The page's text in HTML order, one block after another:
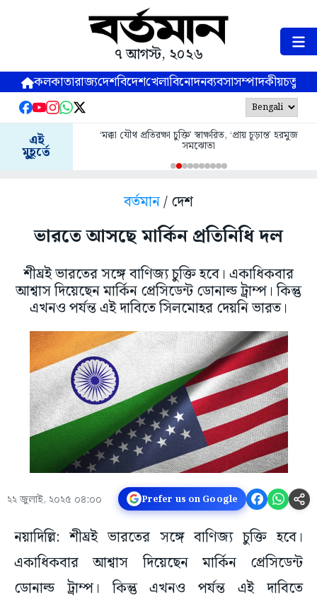
৭ আগস্ট, ২০২৬
কলকাতারাজ্যদেশবিদেশখেলাবিনোদনব্যবসাসম্পাদকীয়
এই
মুহূর্তে
‘মক্কা যৌথ প্রতিরক্ষা চুক্তি’ স্বাক্ষরিত, ‘প্রায় চূড়ান্ত’ হরমুজ
সমঝোতা
বর্তমান/ দেশ
ভারতে আসছে মার্কিন প্রতিনিধি দল
শীঘ্রই ভারতের সঙ্গে বাণিজ্য চুক্তি হবে। একাধিকবার
আশ্বাস দিয়েছেন মার্কিন প্রেসিডেন্ট ডোনাল্ড ট্রাম্প। কিন্তু
এখনও পর্যন্ত এই দাবিতে সিলমোহর দেয়নি ভারত।
২২ জুলাই, ২০২৫ ০৪:০০ Prefer us on Google
নয়াদিল্লি: শীঘ্রই ভারতের সঙ্গে বাণিজ্য চুক্তি হবে।
একাধিকবার আশ্বাস দিয়েছেন মার্কিন প্রেসিডেন্ট
ডোনাল্ড ট্রাম্প। কিন্তু এখনও পর্যন্ত এই দাবিতে